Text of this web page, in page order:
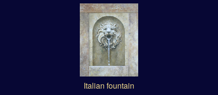
Italian fountain